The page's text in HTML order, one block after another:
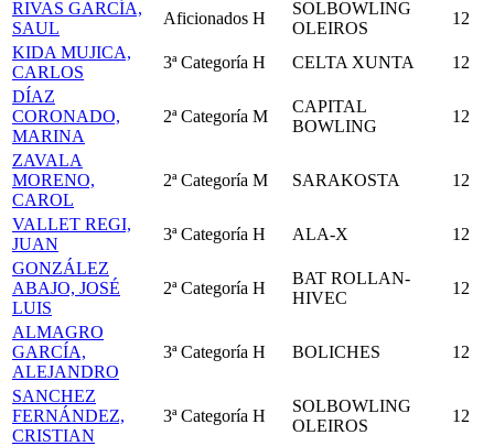
RIVAS GARCÍA,
SAUL
Aficionados H
SOLBOWLING
OLEIROS
12
KIDA MUJICA,
CARLOS
3ª Categoría H CELTA XUNTA
12
DÍAZ
CORONADO,
MARINA
2ª Categoría M
CAPITAL
BOWLING
12
ZAVALA
MORENO,
CAROL
2ª Categoría M SARAKOSTA 12
VALLET REGI,
JUAN
3ª Categoría H ALA-X
12
GONZÁLEZ
ABAJO, JOSÉ
LUIS
2ª Categoría H
BAT ROLLAN-
HIVEC
12
ALMAGRO
GARCÍA,
ALEJANDRO
3ª Categoría H BOLICHES 12
SANCHEZ
FERNÁNDEZ,
CRISTIAN
3ª Categoría H
SOLBOWLING
OLEIROS
12